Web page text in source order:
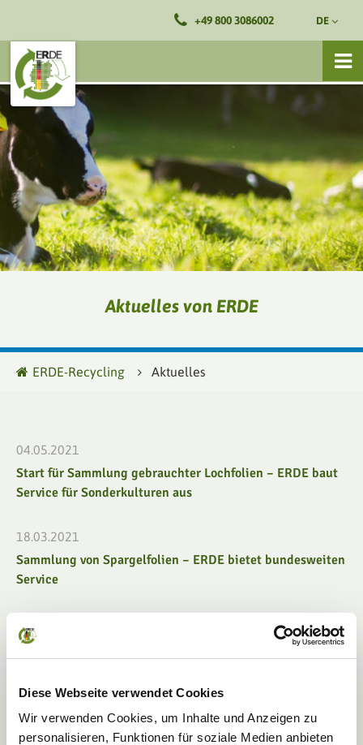
Diese Webseite verwendet Cookies
Wir verwenden Cookies, um Inhalte und Anzeigen zu
personalisieren, Funktionen für soziale Medien anbieten
+49 800 3086002 DE
Aktuelles von ERDE
ERDE-Recycling Aktuelles
04.05.2021
Start für Sammlung gebrauchter Lochfolien – ERDE baut
Service für Sonderkulturen aus
18.03.2021
Sammlung von Spargelfolien – ERDE bietet bundesweiten
Service
ERDE sammelt bundesweit jetzt auch Pressengarne ein
21.01.2020
ERDE steigert Agrarfoliensammlung in 2019 deutlich